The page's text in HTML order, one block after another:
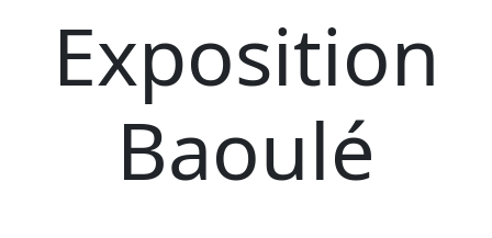
Exposition
Baoulé